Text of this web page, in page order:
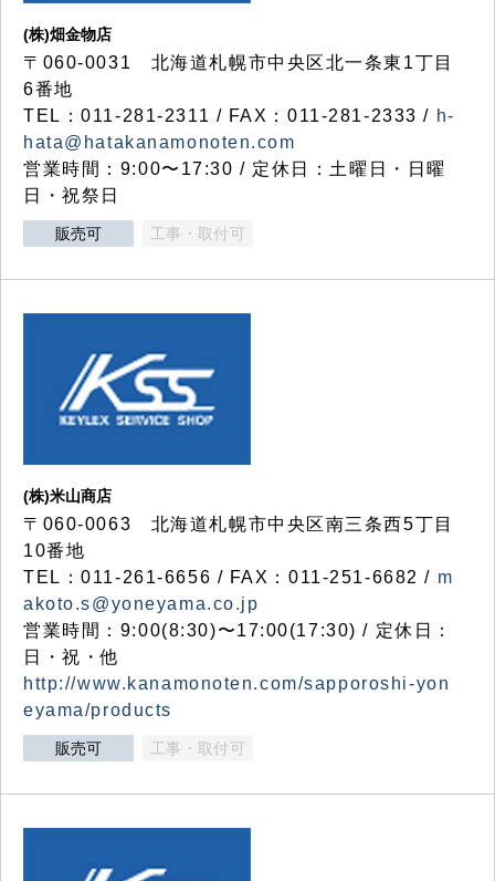
(株)畑金物店
〒060-0031 北海道札幌市中央区北一条東1丁目
6番地
TEL：011-281-2311 / FAX：011-281-2333 / h-
hata@hatakanamonoten.com
営業時間：9:00〜17:30 / 定休日：土曜日・日曜
日・祝祭日
販売可 工事・取付可
(株)米山商店
〒060-0063 北海道札幌市中央区南三条西5丁目
10番地
TEL：011-261-6656 / FAX：011-251-6682 / m
akoto.s@yoneyama.co.jp
営業時間：9:00(8:30)〜17:00(17:30) / 定休日：
日・祝・他
http://www.kanamonoten.com/sapporoshi-yon
eyama/products
販売可 工事・取付可